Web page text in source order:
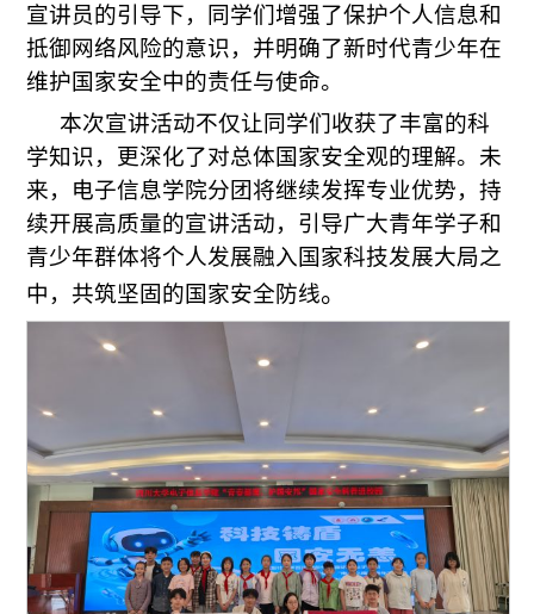
宣讲员的引导下，同学们增强了保护个人信息和
抵御网络风险的意识，并明确了新时代青少年在
维护国家安全中的责任与使命。
本次宣讲活动不仅让同学们收获了丰富的科
学知识，更深化了对总体国家安全观的理解。未
来，电子信息学院分团将继续发挥专业优势，持
续开展高质量的宣讲活动，引导广大青年学子和
青少年群体将个人发展融入国家科技发展大局之
中，共筑坚固的国家安全防线。